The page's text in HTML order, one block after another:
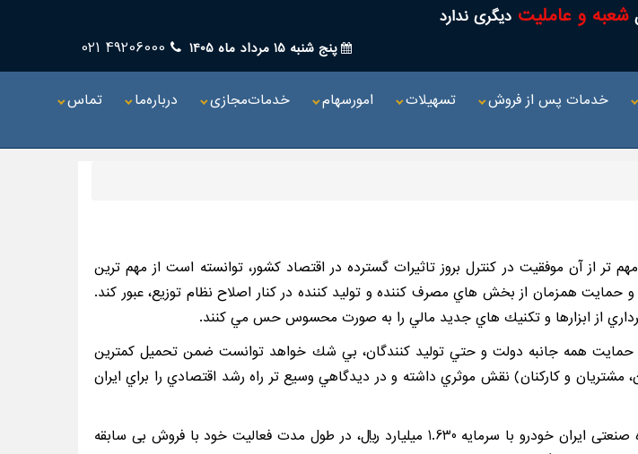
شعبه و عاملیتدیگری ندارد
پنج شنبه 15 مرداد ماه 1405
خدمات پس از فروش تسهیلات امورسهام خدمات‌مجازی درباره‌ما تماس
از آن موفقيت در كنترل بروز تاثيرات گسترده در اقتصاد كشور، توانسته است از مهم ترين
حمايت همزمان از بخش هاي مصرف كننده و توليد كننده در كنار اصلاح نظام توزيع، عبور كند.
از ابزارها و تكنيك هاي جديد مالي را به صورت محسوس حس مي كنند.
حمايت همه جانبه دولت و حتي توليد كنندگان، بي شك خواهد توانست ضمن تحميل كمترين
مشتريان و كاركنان) نقش موثري داشته و در ديدگاهي وسيع تر راه رشد اقتصادي را براي ايران
لیزینگ ایرانیان به عنوان لیزینگی پویا و موفق وابسته به تعاونی خاص کارکنان گروه صنعتی ایران خودرو با سرمایه 1.630 میلیارد ريال، در طول مدت فعاليت خود با فروش بی سابقه